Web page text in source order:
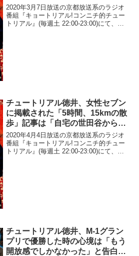
方の福田さんと一緒に番組やって
いけたらな、と」
2020年3月7日放送の京都放送系のラジオ
番組『キョートリアル!コンニチ的チュー
トリアル』(毎週土 22:00-23:00)にて、お
チュートリアル徳井、女性セブン
に掲載された「5時間、15kmの散
歩」記事は「自宅の世田谷から二
子玉まで歩いた」日の内容だと明
かす
2020年4月4日放送の京都放送系のラジオ
番組『キョートリアル!コンニチ的チュー
トリアル』(毎週土 22:00-23:00)にて、お
チュートリアル徳井、M-1グラン
プリで優勝した時の心境は「もう
開放感でしかなかった」と告白